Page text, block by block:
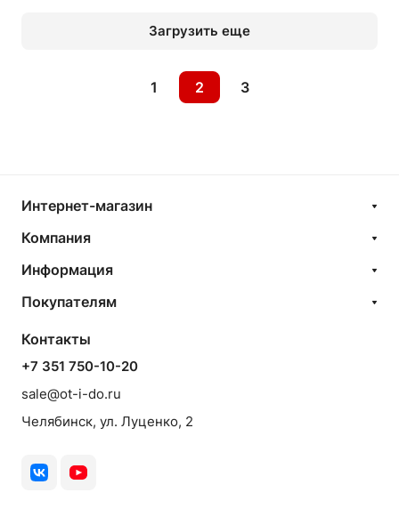
Загрузить еще
1 2 3
Интернет-магазин
Компания
Информация
Покупателям
Контакты
+7 351 750-10-20
sale@ot-i-do.ru
Челябинск, ул. Луценко, 2